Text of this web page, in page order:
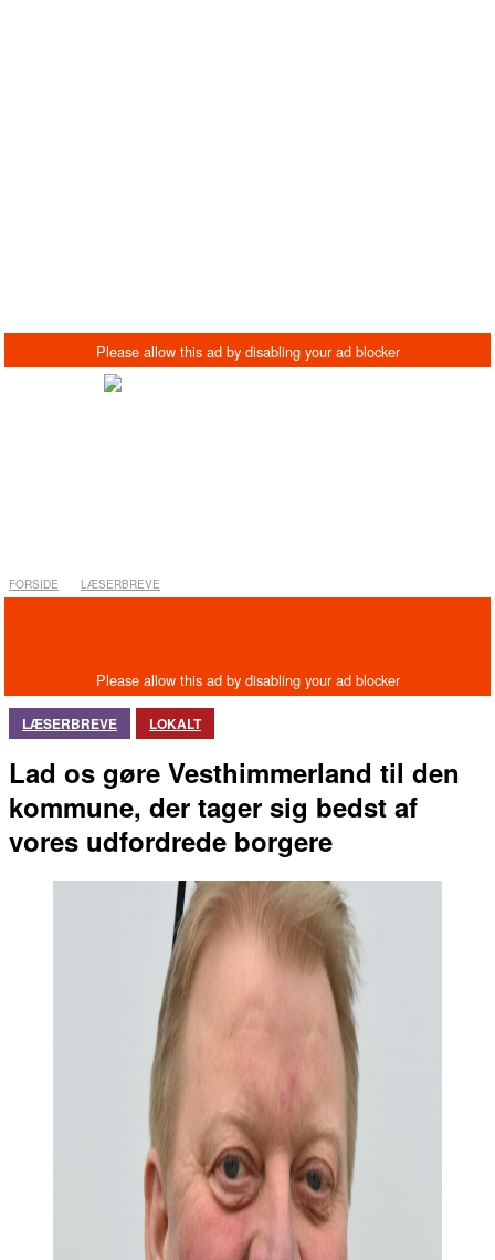
FORSIDE LÆSERBREVE
LÆSERBREVE LOKALT
Lad os gøre Vesthimmerland til den
kommune, der tager sig bedst af
vores udfordrede borgere